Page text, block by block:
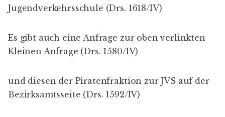
Jugendverkehrsschule (Drs. 1618/IV)
Es gibt auch eine Anfrage zur oben verlinkten
Kleinen Anfrage (Drs. 1580/IV)
und diesen der Piratenfraktion zur JVS auf der
Bezirksamtsseite (Drs. 1592/IV)